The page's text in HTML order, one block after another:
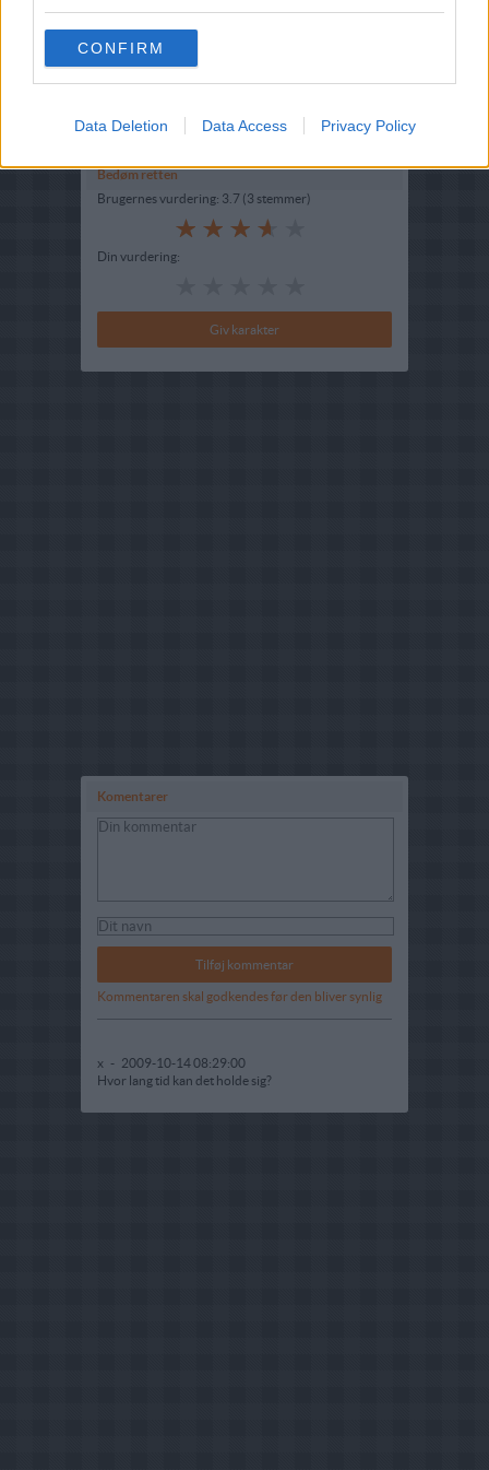
CONFIRM
Data Deletion Data Access Privacy Policy
Opskriftsinfo
Fonduedressing - Fondue Dressing
Hovedingrediens :
Bedøm retten
Brugernes vurdering: 3.7 (3 stemmer)
Din vurdering:
Komentarer
Kommentaren skal godkendes før den bliver synlig
x - 2009-10-14 08:29:00
Hvor lang tid kan det holde sig?